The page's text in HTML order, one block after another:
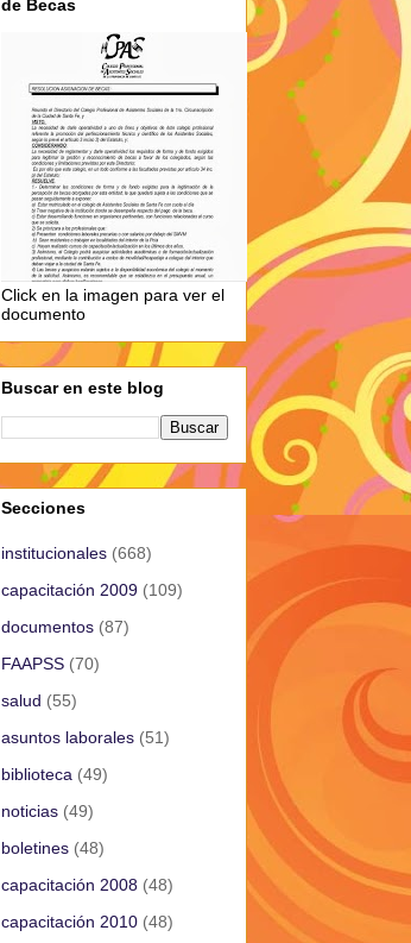
de Becas
Click en la imagen para ver el
documento
Buscar en este blog
Secciones
institucionales (668)
capacitación 2009 (109)
documentos (87)
FAAPSS (70)
salud (55)
asuntos laborales (51)
biblioteca (49)
noticias (49)
boletines (48)
capacitación 2008 (48)
capacitación 2010 (48)